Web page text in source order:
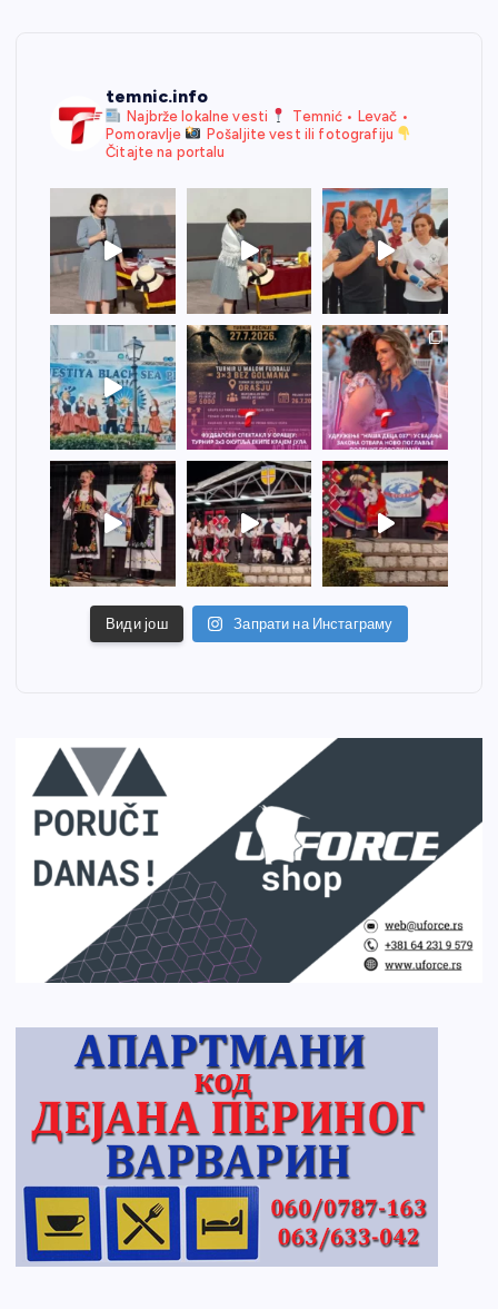
temnic.info
Najbrže lokalne vesti
Temnić • Levač •
Pomoravlje
Pošaljite vest ili fotografiju
Čitajte na portalu
Види још Запрати на Инстаграму